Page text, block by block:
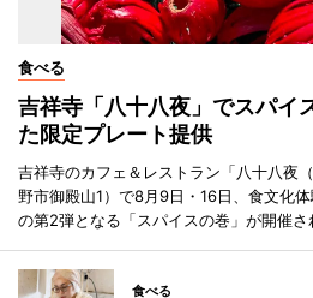
食べる
吉祥寺「八十八夜」でスパイ
た限定プレート提供
吉祥寺のカフェ＆レストラン「八十八夜
野市御殿山1）で8月9日・16日、食文化
の第2弾となる「スパイスの巻」が開催さ
食べる